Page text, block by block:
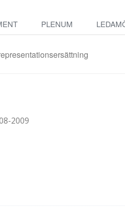
PLENUM
2009